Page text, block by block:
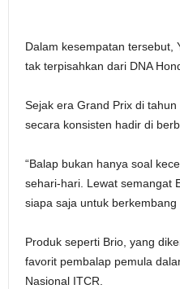
Dalam kesempatan tersebut,
tak terpisahkan dari DNA
Sejak era Grand Prix di
secara konsisten hadir di
“Balap bukan hanya soal
sehari-hari. Lewat semangat
siapa saja untuk berkembang
Produk seperti Brio, yang
favorit pembalap pemula
Nasional ITCR.